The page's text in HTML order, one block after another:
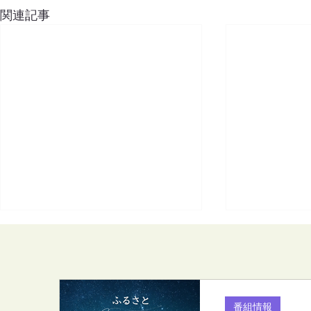
関連記事
番組情報